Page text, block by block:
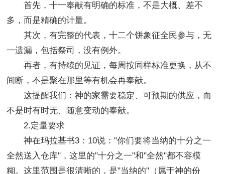
首先，十一奉献有明确的标准，不是大概、差不
多，而是精确的计量。
其次，有完整的代表，十二个饼象征全民参与，无
一遗漏，包括祭司，没有例外。
再者，有持续的见证，每周按同样标准更换，从不
间断，不是聚在那里等有机会再奉献。
这提醒我们：神的家需要稳定、可预期的供应，而
不是时有时无、随意变动的奉献。
2.定量要求
神在玛拉基书3：10说："你们要将当纳的十分之一
全然送入仓库"，这里的"十分之一"和"全然"都不容模
糊。这里范围是很清晰的，是"当纳的"（属于神的份